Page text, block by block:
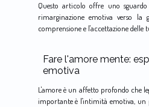
Questo articolo offre uno
rimarginazione emotiva verso la
comprensione e l'accettazione delle
Fare l'amore mente:
emotiva
L'amore è un affetto profondo che
importante è l'intimità emotiva, un